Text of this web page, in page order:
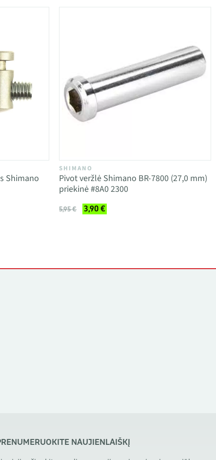
Shimano
SHIMANO
Pivot veržlė Shimano BR-7800 (27,0 mm)
priekinė #8A0 2300
5,95 € 3,90 €
NAUJIENLAIŠKĮ